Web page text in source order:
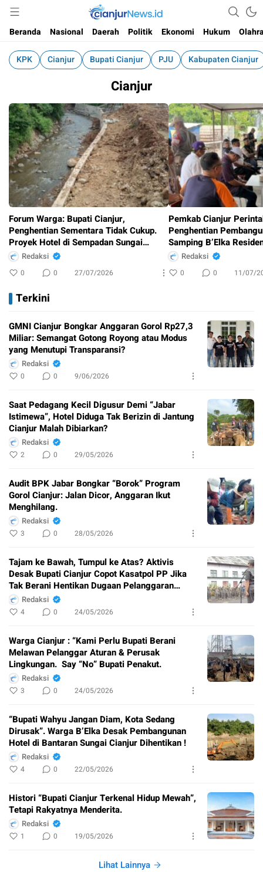
cianjurnews.id
Informasi Faktual dan Berimbang
Beranda
Nasional Daerah Politik Ekonomi Hukum
KPK Cianjur Bupati Cianjur PJU Kabupaten Cianjur
Cianjur
Forum Warga: Bupati Cianjur,
Penghentian Sementara Tidak Cukup.
Proyek Hotel di Sempadan Sungai
Harus Dihentikan Total.
Redaksi
0 0 27/07/2026
Pemkab Cianjur
Penghentian
Samping B’Elka
Belum Penuhi Seluruh
Redaksi
0 0 11/07/
Terkini
GMNI Cianjur Bongkar Anggaran Gorol Rp27,3
Miliar: Semangat Gotong Royong atau Modus
yang Menutupi Transparansi?
Redaksi
0 0 9/06/2026
Saat Pedagang Kecil Digusur Demi “Jabar
Istimewa”, Hotel Diduga Tak Berizin di Jantung
Cianjur Malah Dibiarkan?
Redaksi
2 0 29/05/2026
Audit BPK Jabar Bongkar “Borok” Program
Gorol Cianjur: Jalan Dicor, Anggaran Ikut
Menghilang.
Redaksi
3 0 28/05/2026
Tajam ke Bawah, Tumpul ke Atas? Aktivis
Desak Bupati Cianjur Copot Kasatpol PP Jika
Tak Berani Hentikan Dugaan Pelanggaran
Pembangunan Hotel
Redaksi
4 0 24/05/2026
Warga Cianjur : “Kami Perlu Bupati Berani
Melawan Pelanggar Aturan & Perusak
Lingkungan. Say “No” Bupati Penakut.
Redaksi
3 0 24/05/2026
“Bupati Wahyu Jangan Diam, Kota Sedang
Dirusak”. Warga B’Elka Desak Pembangunan
Hotel di Bantaran Sungai Cianjur Dihentikan !
Redaksi
4 0 22/05/2026
Histori “Bupati Cianjur Terkenal Hidup Mewah”,
Tetapi Rakyatnya Menderita.
Redaksi
1 0 19/05/2026
Lihat Lainnya